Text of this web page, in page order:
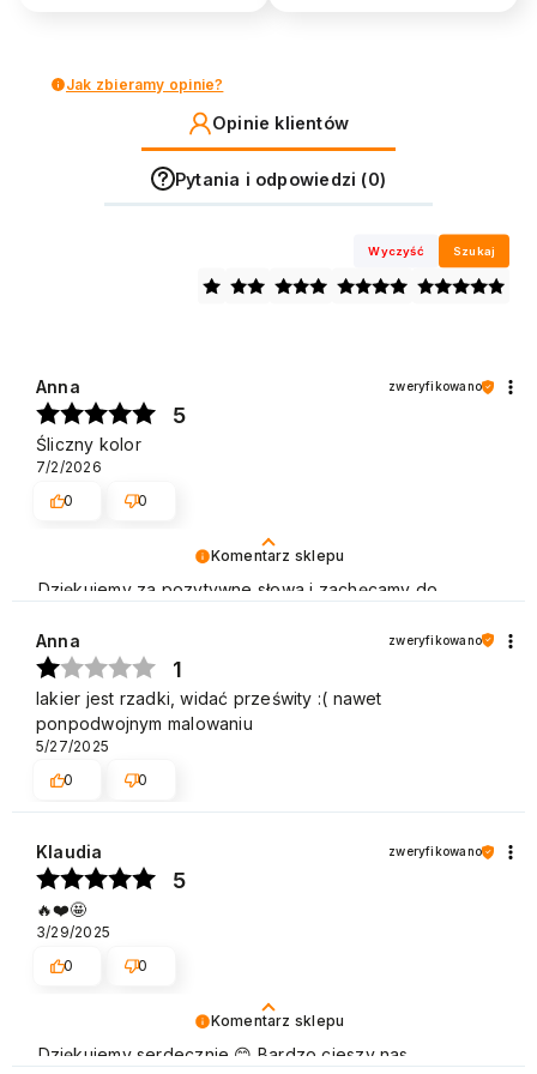
Jak zbieramy opinie?
Opinie klientów
Pytania i odpowiedzi (0)
Wyczyść Szukaj
Komentarz sklepu
Dziękujemy za pozytywne słowa i zachęcamy do
Anna zweryfikowano
5
Śliczny kolor
7/2/2026
0
0
Anna zweryfikowano
1
lakier jest rzadki, widać prześwity :( nawet
ponpodwojnym malowaniu
5/27/2025
0
0
Komentarz sklepu
Dziękujemy serdecznie 😊 Bardzo cieszy nas
Klaudia zweryfikowano
5
🔥❤️🤩
3/29/2025
0
0